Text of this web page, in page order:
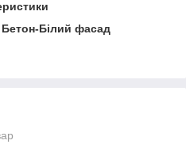
Бетон-Білий фасад